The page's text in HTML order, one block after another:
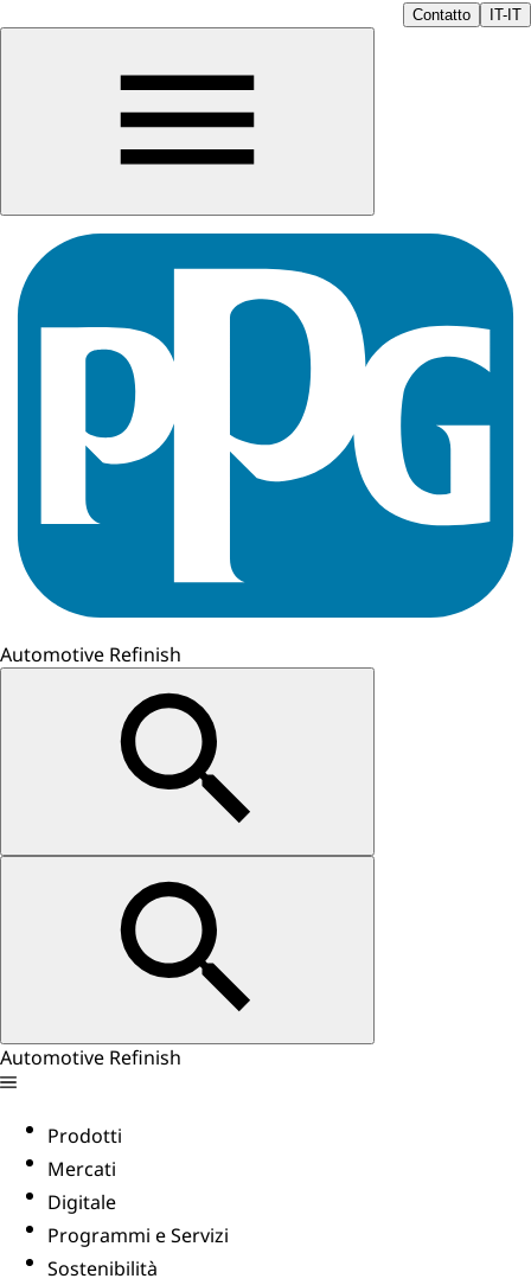
Contatto IT-IT
Automotive Refinish
Automotive Refinish
Prodotti
Mercati
Digitale
Programmi e Servizi
Sostenibilità